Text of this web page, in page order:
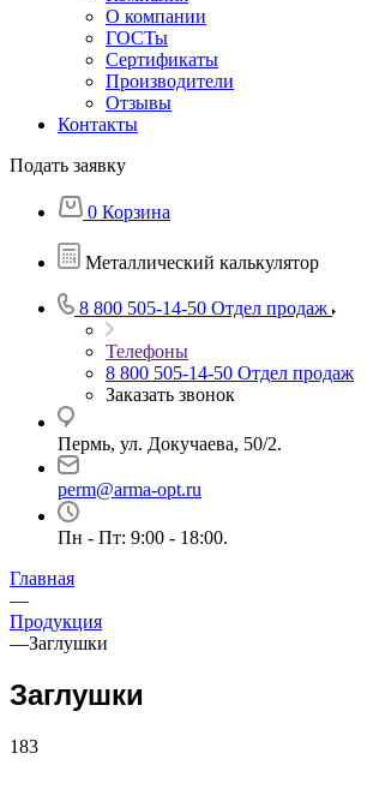
О компании
ГОСТы
Сертификаты
Производители
Отзывы
Контакты
Подать заявку
0 Корзина
Металлический калькулятор
8 800 505-14-50 Отдел продаж
Телефоны
8 800 505-14-50 Отдел продаж
Заказать звонок
Пермь, ул. Докучаева, 50/2.
perm@arma-opt.ru
Пн - Пт: 9:00 - 18:00.
Главная
—
Продукция
—Заглушки
Заглушки
183